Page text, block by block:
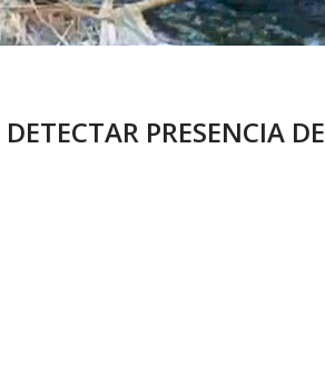
PRESENCIA DE